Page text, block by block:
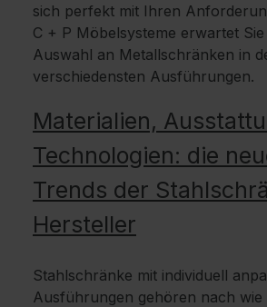
sich perfekt mit Ihren
C + P Möbelsysteme erwartet
Auswahl an Metallschränken in
verschiedensten Ausführungen.
Materialien,
Technologien: die
Trends der
Hersteller
Stahlschränke mit individuell
Ausführungen gehören nach